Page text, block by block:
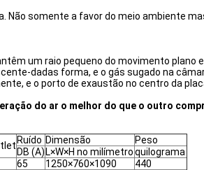
Não somente a favor do meio ambiente
um raio pequeno do movimento
dadas forma, e o gás sugado na
e o porto de exaustão no centro da
do ar o melhor do que o outro
Ruído Dimensão
Peso
DB (A) L×W×H no milímetroquilograma
65 1250×760×1090 440